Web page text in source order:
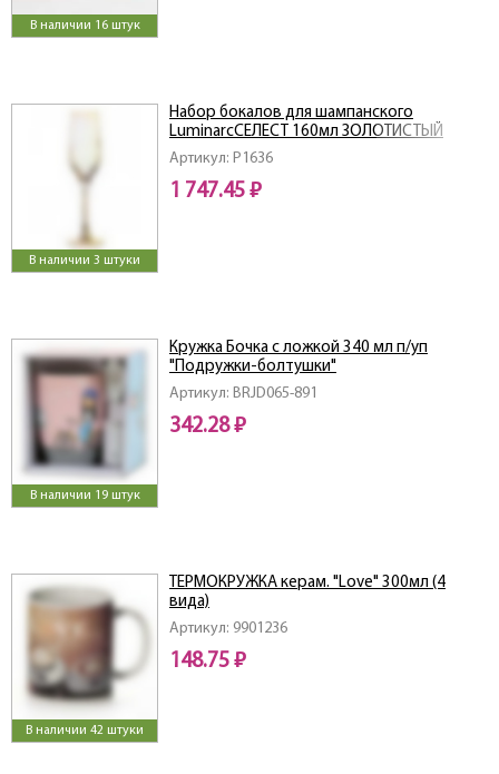
В наличии 16 штук
В наличии 3 штуки
Артикул: P1636
Набор бокалов для шампанского
LuminarcСЕЛЕСТ 160мл ЗОЛОТИСТЫЙ
ХАМЕЛЕОН 6шт
1 747.45 ₽
В наличии 19 штук
Артикул: BRJD065-891
Кружка Бочка с ложкой 340 мл п/уп
"Подружки-болтушки"
342.28 ₽
В наличии 42 штуки
Артикул: 9901236
ТЕРМОКРУЖКА керам. "Love" 300мл (4
вида)
148.75 ₽